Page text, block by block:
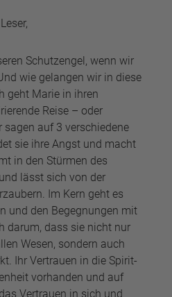
Schutzengel, wenn wir
wie gelangen wir in diese
geht Marie in ihren
Reise – oder
auf 3 verschiedene
sie ihre Angst und macht
in den Stürmen des
lässt sich von der
Im Kern geht es
und den Begegnungen mit
darum, dass sie nicht nur
Wesen, sondern auch
Ihr Vertrauen in die Spirit-
vorhanden und auf
Vertrauen in sich und